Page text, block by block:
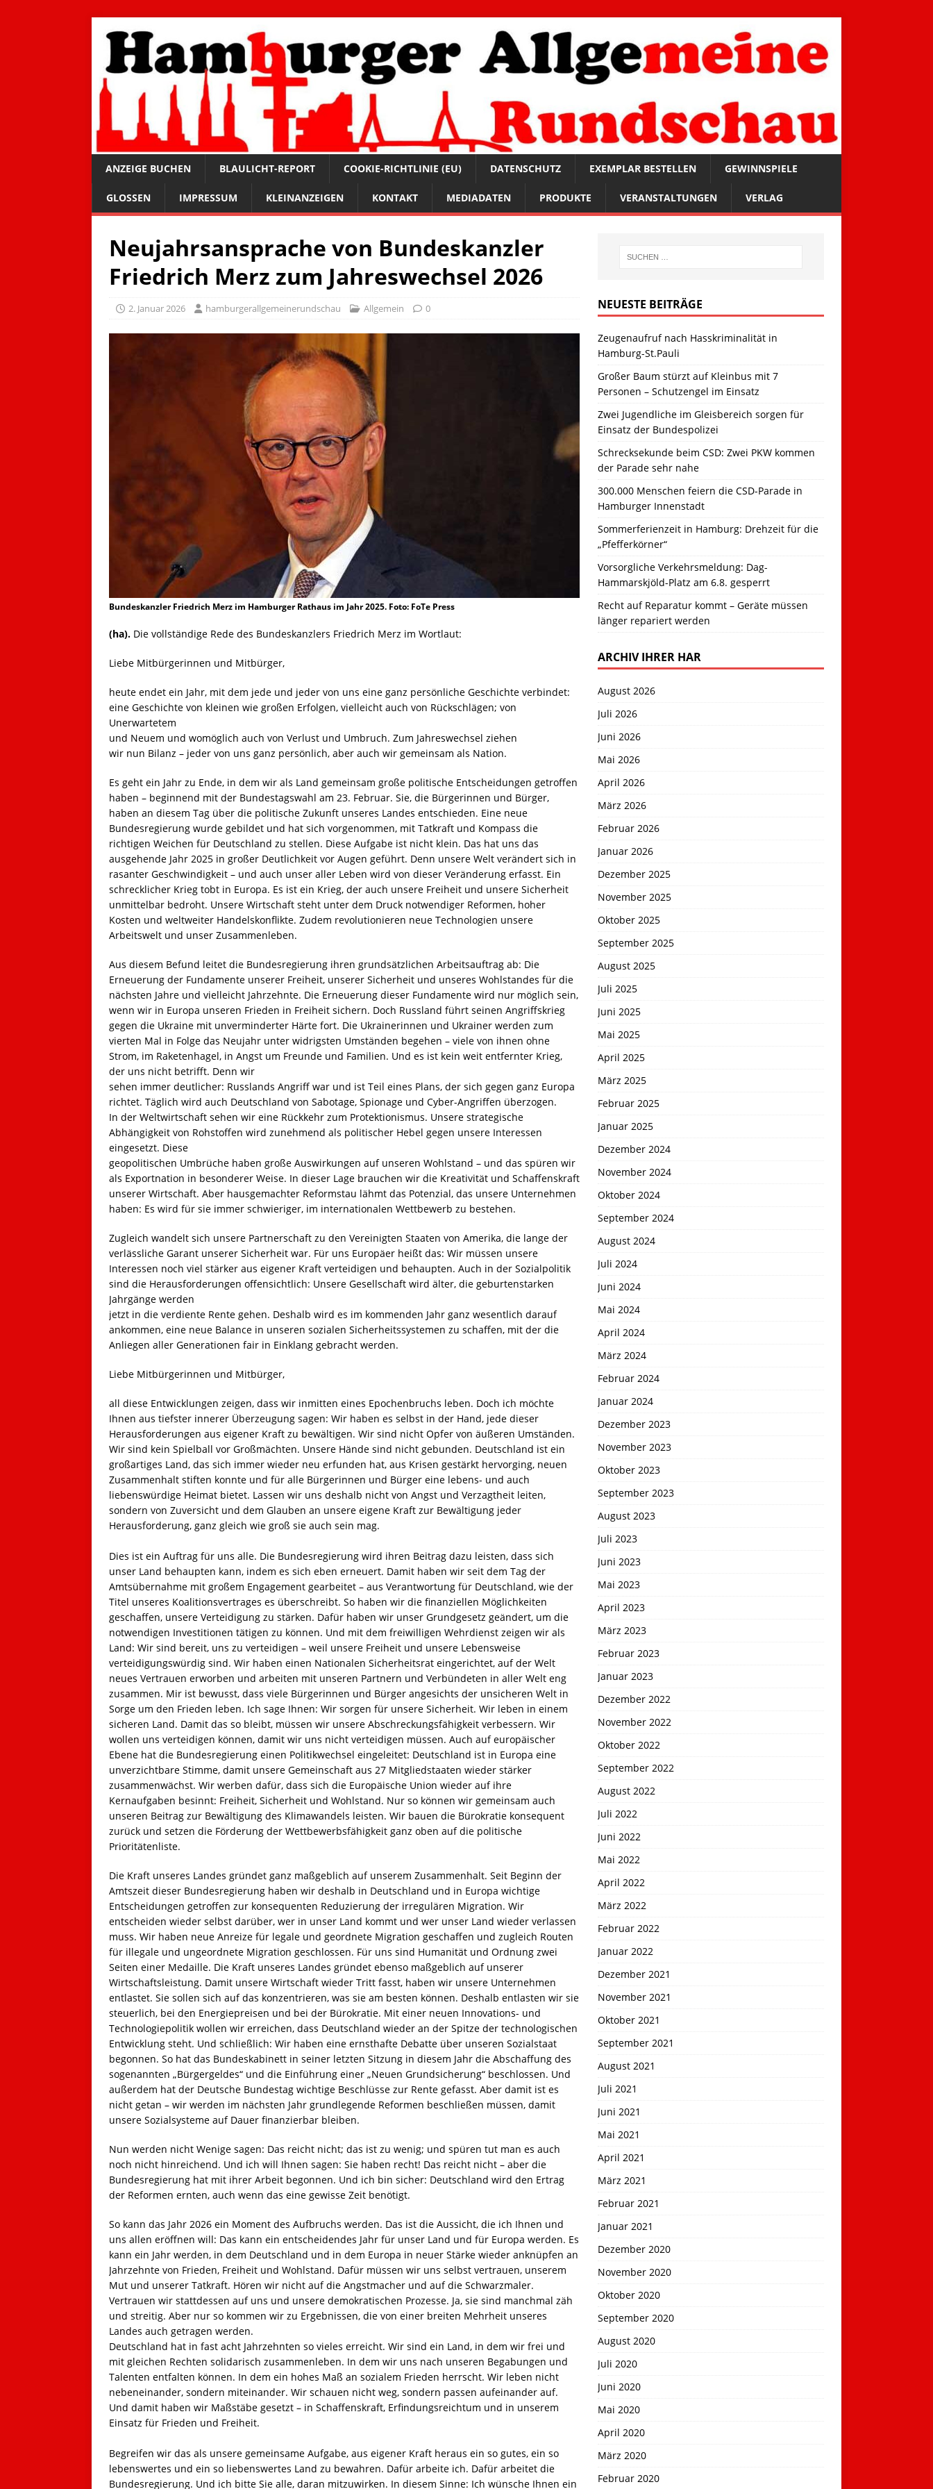
ANZEIGE BUCHEN BLAULICHT-REPORT COOKIE-RICHTLINIE (EU) DATENSCHUTZ EXEMPLAR BESTELLEN GEWINNSPIELE
GLOSSEN IMPRESSUM KLEINANZEIGEN KONTAKT MEDIADATEN PRODUKTE VERANSTALTUNGEN VERLAG
Neujahrsansprache von Bundeskanzler
Friedrich Merz zum Jahreswechsel 2026
2. Januar 2026 hamburgerallgemeinerundschau Allgemein 0
Bundeskanzler Friedrich Merz im Hamburger Rathaus im Jahr 2025. Foto: FoTe Press
(ha). Die vollständige Rede des Bundeskanzlers Friedrich Merz im Wortlaut:
Liebe Mitbürgerinnen und Mitbürger,
heute endet ein Jahr, mit dem jede und jeder von uns eine ganz persönliche Geschichte verbindet:
eine Geschichte von kleinen wie großen Erfolgen, vielleicht auch von Rückschlägen; von
Unerwartetem
und Neuem und womöglich auch von Verlust und Umbruch. Zum Jahreswechsel ziehen
wir nun Bilanz – jeder von uns ganz persönlich, aber auch wir gemeinsam als Nation.
Es geht ein Jahr zu Ende, in dem wir als Land gemeinsam große politische Entscheidungen getroffen
haben – beginnend mit der Bundestagswahl am 23. Februar. Sie, die Bürgerinnen und Bürger,
haben an diesem Tag über die politische Zukunft unseres Landes entschieden. Eine neue
Bundesregierung wurde gebildet und hat sich vorgenommen, mit Tatkraft und Kompass die
richtigen Weichen für Deutschland zu stellen. Diese Aufgabe ist nicht klein. Das hat uns das
ausgehende Jahr 2025 in großer Deutlichkeit vor Augen geführt. Denn unsere Welt verändert sich in
rasanter Geschwindigkeit – und auch unser aller Leben wird von dieser Veränderung erfasst. Ein
schrecklicher Krieg tobt in Europa. Es ist ein Krieg, der auch unsere Freiheit und unsere Sicherheit
unmittelbar bedroht. Unsere Wirtschaft steht unter dem Druck notwendiger Reformen, hoher
Kosten und weltweiter Handelskonflikte. Zudem revolutionieren neue Technologien unsere
Arbeitswelt und unser Zusammenleben.
Aus diesem Befund leitet die Bundesregierung ihren grundsätzlichen Arbeitsauftrag ab: Die
Erneuerung der Fundamente unserer Freiheit, unserer Sicherheit und unseres Wohlstandes für die
nächsten Jahre und vielleicht Jahrzehnte. Die Erneuerung dieser Fundamente wird nur möglich sein,
wenn wir in Europa unseren Frieden in Freiheit sichern. Doch Russland führt seinen Angriffskrieg
gegen die Ukraine mit unverminderter Härte fort. Die Ukrainerinnen und Ukrainer werden zum
vierten Mal in Folge das Neujahr unter widrigsten Umständen begehen – viele von ihnen ohne
Strom, im Raketenhagel, in Angst um Freunde und Familien. Und es ist kein weit entfernter Krieg,
der uns nicht betrifft. Denn wir
sehen immer deutlicher: Russlands Angriff war und ist Teil eines Plans, der sich gegen ganz Europa
richtet. Täglich wird auch Deutschland von Sabotage, Spionage und Cyber-Angriffen überzogen.
In der Weltwirtschaft sehen wir eine Rückkehr zum Protektionismus. Unsere strategische
Abhängigkeit von Rohstoffen wird zunehmend als politischer Hebel gegen unsere Interessen
eingesetzt. Diese
geopolitischen Umbrüche haben große Auswirkungen auf unseren Wohlstand – und das spüren wir
als Exportnation in besonderer Weise. In dieser Lage brauchen wir die Kreativität und Schaffenskraft
unserer Wirtschaft. Aber hausgemachter Reformstau lähmt das Potenzial, das unsere Unternehmen
haben: Es wird für sie immer schwieriger, im internationalen Wettbewerb zu bestehen.
Zugleich wandelt sich unsere Partnerschaft zu den Vereinigten Staaten von Amerika, die lange der
verlässliche Garant unserer Sicherheit war. Für uns Europäer heißt das: Wir müssen unsere
Interessen noch viel stärker aus eigener Kraft verteidigen und behaupten. Auch in der Sozialpolitik
sind die Herausforderungen offensichtlich: Unsere Gesellschaft wird älter, die geburtenstarken
Jahrgänge werden
jetzt in die verdiente Rente gehen. Deshalb wird es im kommenden Jahr ganz wesentlich darauf
ankommen, eine neue Balance in unseren sozialen Sicherheitssystemen zu schaffen, mit der die
Anliegen aller Generationen fair in Einklang gebracht werden.
Liebe Mitbürgerinnen und Mitbürger,
all diese Entwicklungen zeigen, dass wir inmitten eines Epochenbruchs leben. Doch ich möchte
Ihnen aus tiefster innerer Überzeugung sagen: Wir haben es selbst in der Hand, jede dieser
Herausforderungen aus eigener Kraft zu bewältigen. Wir sind nicht Opfer von äußeren Umständen.
Wir sind kein Spielball vor Großmächten. Unsere Hände sind nicht gebunden. Deutschland ist ein
großartiges Land, das sich immer wieder neu erfunden hat, aus Krisen gestärkt hervorging, neuen
Zusammenhalt stiften konnte und für alle Bürgerinnen und Bürger eine lebens- und auch
liebenswürdige Heimat bietet. Lassen wir uns deshalb nicht von Angst und Verzagtheit leiten,
sondern von Zuversicht und dem Glauben an unsere eigene Kraft zur Bewältigung jeder
Herausforderung, ganz gleich wie groß sie auch sein mag.
Dies ist ein Auftrag für uns alle. Die Bundesregierung wird ihren Beitrag dazu leisten, dass sich
unser Land behaupten kann, indem es sich eben erneuert. Damit haben wir seit dem Tag der
Amtsübernahme mit großem Engagement gearbeitet – aus Verantwortung für Deutschland, wie der
Titel unseres Koalitionsvertrages es überschreibt. So haben wir die finanziellen Möglichkeiten
geschaffen, unsere Verteidigung zu stärken. Dafür haben wir unser Grundgesetz geändert, um die
notwendigen Investitionen tätigen zu können. Und mit dem freiwilligen Wehrdienst zeigen wir als
Land: Wir sind bereit, uns zu verteidigen – weil unsere Freiheit und unsere Lebensweise
verteidigungswürdig sind. Wir haben einen Nationalen Sicherheitsrat eingerichtet, auf der Welt
neues Vertrauen erworben und arbeiten mit unseren Partnern und Verbündeten in aller Welt eng
zusammen. Mir ist bewusst, dass viele Bürgerinnen und Bürger angesichts der unsicheren Welt in
Sorge um den Frieden leben. Ich sage Ihnen: Wir sorgen für unsere Sicherheit. Wir leben in einem
sicheren Land. Damit das so bleibt, müssen wir unsere Abschreckungsfähigkeit verbessern. Wir
wollen uns verteidigen können, damit wir uns nicht verteidigen müssen. Auch auf europäischer
Ebene hat die Bundesregierung einen Politikwechsel eingeleitet: Deutschland ist in Europa eine
unverzichtbare Stimme, damit unsere Gemeinschaft aus 27 Mitgliedstaaten wieder stärker
zusammenwächst. Wir werben dafür, dass sich die Europäische Union wieder auf ihre
Kernaufgaben besinnt: Freiheit, Sicherheit und Wohlstand. Nur so können wir gemeinsam auch
unseren Beitrag zur Bewältigung des Klimawandels leisten. Wir bauen die Bürokratie konsequent
zurück und setzen die Förderung der Wettbewerbsfähigkeit ganz oben auf die politische
Prioritätenliste.
Die Kraft unseres Landes gründet ganz maßgeblich auf unserem Zusammenhalt. Seit Beginn der
Amtszeit dieser Bundesregierung haben wir deshalb in Deutschland und in Europa wichtige
Entscheidungen getroffen zur konsequenten Reduzierung der irregulären Migration. Wir
entscheiden wieder selbst darüber, wer in unser Land kommt und wer unser Land wieder verlassen
muss. Wir haben neue Anreize für legale und geordnete Migration geschaffen und zugleich Routen
für illegale und ungeordnete Migration geschlossen. Für uns sind Humanität und Ordnung zwei
Seiten einer Medaille. Die Kraft unseres Landes gründet ebenso maßgeblich auf unserer
Wirtschaftsleistung. Damit unsere Wirtschaft wieder Tritt fasst, haben wir unsere Unternehmen
entlastet. Sie sollen sich auf das konzentrieren, was sie am besten können. Deshalb entlasten wir sie
steuerlich, bei den Energiepreisen und bei der Bürokratie. Mit einer neuen Innovations- und
Technologiepolitik wollen wir erreichen, dass Deutschland wieder an der Spitze der technologischen
Entwicklung steht. Und schließlich: Wir haben eine ernsthafte Debatte über unseren Sozialstaat
begonnen. So hat das Bundeskabinett in seiner letzten Sitzung in diesem Jahr die Abschaffung des
sogenannten „Bürgergeldes“ und die Einführung einer „Neuen Grundsicherung“ beschlossen. Und
außerdem hat der Deutsche Bundestag wichtige Beschlüsse zur Rente gefasst. Aber damit ist es
nicht getan – wir werden im nächsten Jahr grundlegende Reformen beschließen müssen, damit
unsere Sozialsysteme auf Dauer finanzierbar bleiben.
Nun werden nicht Wenige sagen: Das reicht nicht; das ist zu wenig; und spüren tut man es auch
noch nicht hinreichend. Und ich will Ihnen sagen: Sie haben recht! Das reicht nicht – aber die
Bundesregierung hat mit ihrer Arbeit begonnen. Und ich bin sicher: Deutschland wird den Ertrag
der Reformen ernten, auch wenn das eine gewisse Zeit benötigt.
So kann das Jahr 2026 ein Moment des Aufbruchs werden. Das ist die Aussicht, die ich Ihnen und
uns allen eröffnen will: Das kann ein entscheidendes Jahr für unser Land und für Europa werden. Es
kann ein Jahr werden, in dem Deutschland und in dem Europa in neuer Stärke wieder anknüpfen an
Jahrzehnte von Frieden, Freiheit und Wohlstand. Dafür müssen wir uns selbst vertrauen, unserem
Mut und unserer Tatkraft. Hören wir nicht auf die Angstmacher und auf die Schwarzmaler.
Vertrauen wir stattdessen auf uns und unsere demokratischen Prozesse. Ja, sie sind manchmal zäh
und streitig. Aber nur so kommen wir zu Ergebnissen, die von einer breiten Mehrheit unseres
Landes auch getragen werden.
Deutschland hat in fast acht Jahrzehnten so vieles erreicht. Wir sind ein Land, in dem wir frei und
mit gleichen Rechten solidarisch zusammenleben. In dem wir uns nach unseren Begabungen und
Talenten entfalten können. In dem ein hohes Maß an sozialem Frieden herrscht. Wir leben nicht
nebeneinander, sondern miteinander. Wir schauen nicht weg, sondern passen aufeinander auf.
Und damit haben wir Maßstäbe gesetzt – in Schaffenskraft, Erfindungsreichtum und in unserem
Einsatz für Frieden und Freiheit.
Begreifen wir das als unsere gemeinsame Aufgabe, aus eigener Kraft heraus ein so gutes, ein so
lebenswertes und ein so liebenswertes Land zu bewahren. Dafür arbeite ich. Dafür arbeitet die
Bundesregierung. Und ich bitte Sie alle, daran mitzuwirken. In diesem Sinne: Ich wünsche Ihnen ein
NEUESTE BEITRÄGE
Zeugenaufruf nach Hasskriminalität in
Hamburg-St.Pauli
Großer Baum stürzt auf Kleinbus mit 7
Personen – Schutzengel im Einsatz
Zwei Jugendliche im Gleisbereich sorgen für
Einsatz der Bundespolizei
Schrecksekunde beim CSD: Zwei PKW kommen
der Parade sehr nahe
300.000 Menschen feiern die CSD-Parade in
Hamburger Innenstadt
Sommerferienzeit in Hamburg: Drehzeit für die
„Pfefferkörner“
Vorsorgliche Verkehrsmeldung: Dag-
Hammarskjöld-Platz am 6.8. gesperrt
Recht auf Reparatur kommt – Geräte müssen
länger repariert werden
ARCHIV IHRER HAR
August 2026
Juli 2026
Juni 2026
Mai 2026
April 2026
März 2026
Februar 2026
Januar 2026
Dezember 2025
November 2025
Oktober 2025
September 2025
August 2025
Juli 2025
Juni 2025
Mai 2025
April 2025
März 2025
Februar 2025
Januar 2025
Dezember 2024
November 2024
Oktober 2024
September 2024
August 2024
Juli 2024
Juni 2024
Mai 2024
April 2024
März 2024
Februar 2024
Januar 2024
Dezember 2023
November 2023
Oktober 2023
September 2023
August 2023
Juli 2023
Juni 2023
Mai 2023
April 2023
März 2023
Februar 2023
Januar 2023
Dezember 2022
November 2022
Oktober 2022
September 2022
August 2022
Juli 2022
Juni 2022
Mai 2022
April 2022
März 2022
Februar 2022
Januar 2022
Dezember 2021
November 2021
Oktober 2021
September 2021
August 2021
Juli 2021
Juni 2021
Mai 2021
April 2021
März 2021
Februar 2021
Januar 2021
Dezember 2020
November 2020
Oktober 2020
September 2020
August 2020
Juli 2020
Juni 2020
Mai 2020
April 2020
März 2020
Februar 2020